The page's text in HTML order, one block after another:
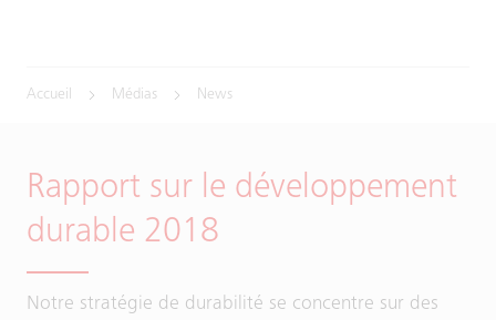
Accueil Médias News
Rapport sur le développement
durable 2018
Notre stratégie de durabilité se concentre sur des